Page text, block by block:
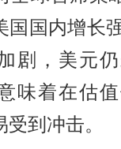
国国内增长
剧，美元
味着在估
到冲击。